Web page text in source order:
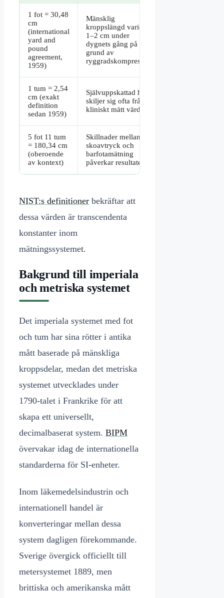
1 fot = 30,48
cm
(international
yard and
pound
agreement,
1959)
Mänsklig
kroppslängd varierar
1–2 cm under
dygnets gång på
grund av
ryggradskompression
1 tum = 2,54
cm (exakt
definition
sedan 1959)
Självuppskattad höjd
skiljer sig ofta från
kliniskt mätt värde
5 fot 11 tum
= 180,34 cm
(oberoende
av kontext)
Skillnader mellan
skoavtryck och
barfotamätning
påverkar resultatet
NIST:s definitioner bekräftar att
dessa värden är transcendenta
konstanter inom
mätningssystemet.
Bakgrund till imperiala
och metriska systemet
Det imperiala systemet med fot
och tum har sina rötter i antika
mått baserade på mänskliga
kroppsdelar, medan det metriska
systemet utvecklades under
1790-talet i Frankrike för att
skapa ett universellt,
decimalbaserat system. BIPM
övervakar idag de internationella
standarderna för SI-enheter.
Inom läkemedelsindustrin och
internationell handel är
konverteringar mellan dessa
system dagligen förekommande.
Sverige övergick officiellt till
metersystemet 1889, men
brittiska och amerikanska mått